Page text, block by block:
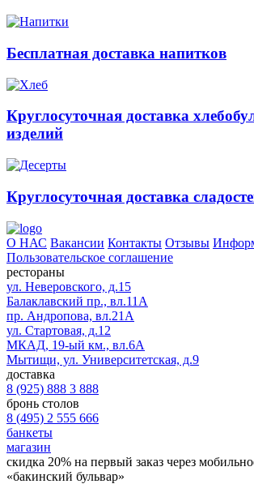
Бесплатная доставка напитков
Круглосуточная доставка
изделий
Круглосуточная доставка
О НАС Вакансии Контакты Отзывы
Пользовательское соглашение
рестораны
ул. Неверовского, д.15
Балаклавский пр., вл.11А
пр. Андропова, вл.21А
ул. Стартовая, д.12
МКАД, 19-ый км., вл.6А
Мытищи, ул. Университетская, д.9
доставка
8 (925) 888 3 888
бронь столов
8 (495) 2 555 666
банкеты
магазин
скидка 20% на первый заказ через
«бакинский бульвар»